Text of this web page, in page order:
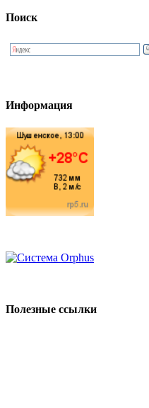
Поиск
Информация
Полезные ссылки